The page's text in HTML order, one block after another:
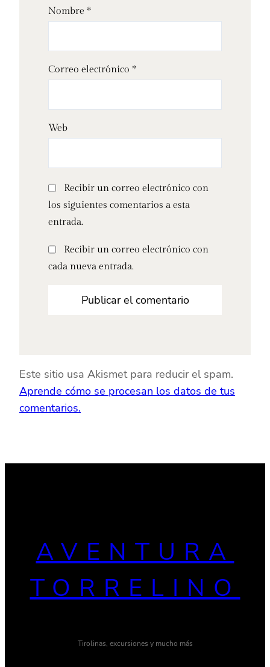
Nombre *
Correo electrónico *
Web
Recibir un correo electrónico con
los siguientes comentarios a esta
entrada.
Recibir un correo electrónico con
cada nueva entrada.
Este sitio usa Akismet para reducir el spam.
Aprende cómo se procesan los datos de tus
comentarios.
AVENTURA
TORRELINO
Tirolinas, excursiones y mucho más